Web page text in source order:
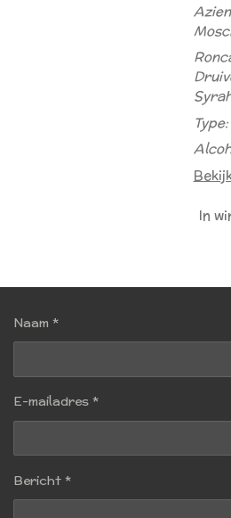
In
Naam *
E-mailadres *
Bericht *